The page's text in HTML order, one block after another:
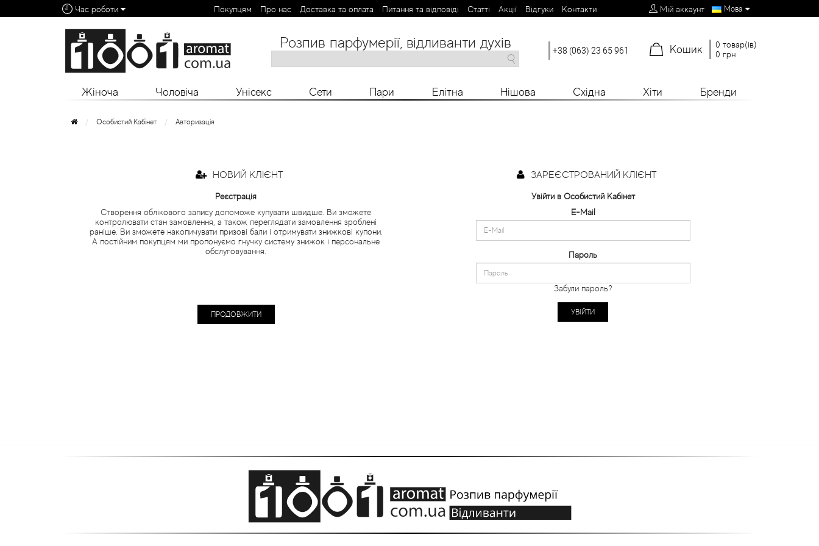
Час роботи Покупцям Про нас Доставка та оплата Питання та відповіді Статті Aкції Відгуки Контакти Мій аккаунт Мова
Алфавітний покажчик: 0 - 9 A B C D F G H M N O P R S T V X Y Z
Розпив парфумерії, відливанти духів +38 (063) 23 65 961 Кошик
0 товар(ів)
0 грн
Жіноча Чоловіча Унісекс Сети Пари Елітна Нішова Східна Хіти Бренди
Особистий Кабінет Авторизація
НОВИЙ КЛІЄНТ
Реєстрація
Створення облікового запису допоможе купувати швидше. Ви зможете
контролювати стан замовлення, а також переглядати замовлення зроблені
раніше. Ви зможете накопичувати призові бали і отримувати знижкові купони.
А постійним покупцям ми пропонуємо гнучку систему знижок і персональне
обслуговування.
ПРОДОВЖИТИ
ЗАРЕЄСТРОВАНИЙ КЛІЄНТ
Увійти в Особистий Кабінет
E-Mail
Пароль
Забули пароль?